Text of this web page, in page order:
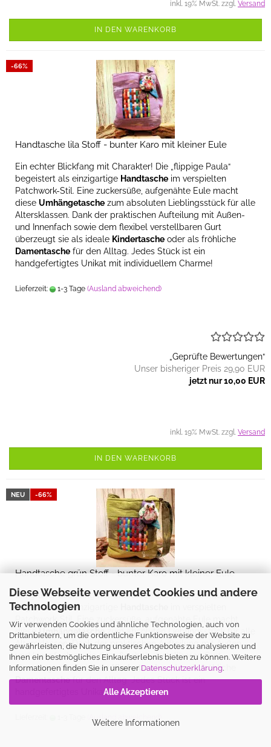
Diese Webseite verwendet Cookies und andere
Technologien
Wir verwenden Cookies und ähnliche Technologien, auch von
Drittanbietern, um die ordentliche Funktionsweise der Website zu
gewährleisten, die Nutzung unseres Angebotes zu analysieren und
Ihnen ein bestmögliches Einkaufserlebnis bieten zu können. Weitere
Informationen finden Sie in unserer Datenschutzerklärung.
Alle Akzeptieren
Weitere Informationen
inkl. 19% MwSt. zzgl. Versand
IN DEN WARENKORB
-66%
Handtasche lila Stoff - bunter Karo mit kleiner Eule
Ein echter Blickfang mit Charakter! Die „flippige Paula“
begeistert als einzigartige Handtasche im verspielten
Patchwork-Stil. Eine zuckersüße, aufgenähte Eule macht
diese Umhängetasche zum absoluten Lieblingsstück für alle
Altersklassen. Dank der praktischen Aufteilung mit Außen-
und Innenfach sowie dem flexibel verstellbaren Gurt
überzeugt sie als ideale Kindertasche oder als fröhliche
Damentasche für den Alltag. Jedes Stück ist ein
handgefertigtes Unikat mit individuellem Charme!
Lieferzeit: 1-3 Tage (Ausland abweichend)
„Geprüfte Bewertungen“
Unser bisheriger Preis 29,90 EUR
jetzt nur 10,00 EUR
inkl. 19% MwSt. zzgl. Versand
IN DEN WARENKORB
NEU -66%
Handtasche grün Stoff - bunter Karo mit kleiner Eule
Ein grüner Blickfang mit Charakter! Die „flippige Paula“
begeistert als einzigartige
Patchwork-Stil. Eine zuckersüße, aufgenähte Eule macht
diese Umhängetasche
zum absoluten Lieblingsstück für alle
Altersklassen. Dank der praktischen Aufteilung mit Außen-
und Innenfach sowie dem flexibel verstellbaren Gurt
überzeugt sie als idealeKindertascheoder als fröhliche
Damentaschefür den Alltag. Jedes Stück ist ein
handgefertigtes Unikat!
(Ausland abweichend)